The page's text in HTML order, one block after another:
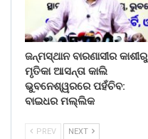
ଜନ୍ମସ୍ଥାନ ବାରଣାସୀର କାଶୀରୁ
ମୃତିକା ଆସନ୍ତା କାଲି
ଭୁବନେଶ୍ୱରରେ ପହଁଚିବ:
ବାଇଧର ମଲ୍ଲିକ
PREV NEXT